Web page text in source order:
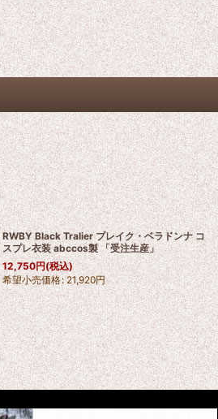
RWBY Black Tralier ブレイク・ベラドンナ コ
スプレ衣装 abccos製 「受注生産」
12,750円(税込)
希望小売価格: 21,920円